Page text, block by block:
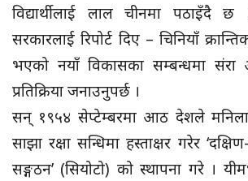
विद्यार्थीलाई लाल चीनमा पठाइँदै
सरकारलाई रिपोर्ट दिए – चिनियाँ
भएको नयाँ विकासका सम्बन्धमा संरा
प्रतिक्रिया जनाउनुपर्छ ।
सन् १९५४ सेप्टेम्बरमा आठ देशले
साझा रक्षा सन्धिमा हस्ताक्षर गरेर
सङ्गठन’ (सियोटो) को स्थापना गरे ।